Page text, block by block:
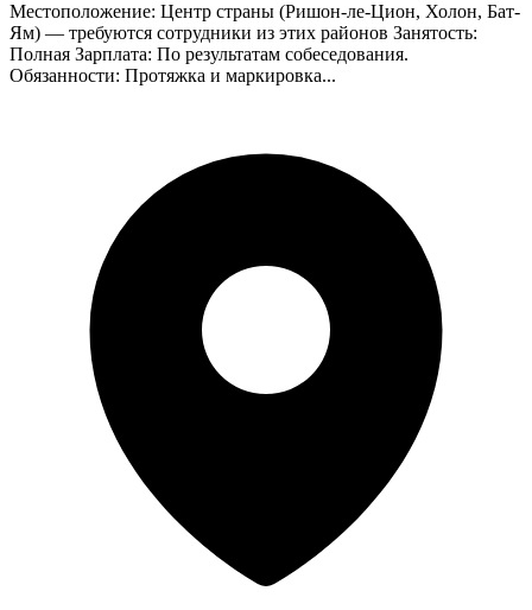
Местоположение: Центр страны (Ришон-ле-Цион, Холон, Бат-
Ям) — требуются сотрудники из этих районов Занятость:
Полная Зарплата: По результатам собеседования.
Обязанности: Протяжка и маркировка...